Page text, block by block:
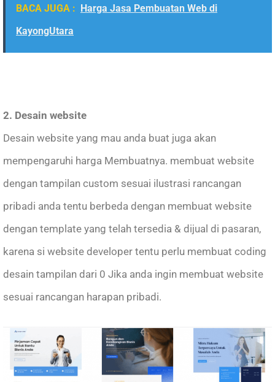
BACA JUGA :
Harga Jasa Pembuatan Web di
KayongUtara
2. Desain website
Desain website yang mau anda buat juga akan
mempengaruhi harga Membuatnya. membuat website
dengan tampilan custom sesuai ilustrasi rancangan
pribadi anda tentu berbeda dengan membuat website
dengan template yang telah tersedia & dijual di pasaran,
karena si website developer tentu perlu membuat coding
desain tampilan dari 0 Jika anda ingin membuat website
sesuai rancangan harapan pribadi.